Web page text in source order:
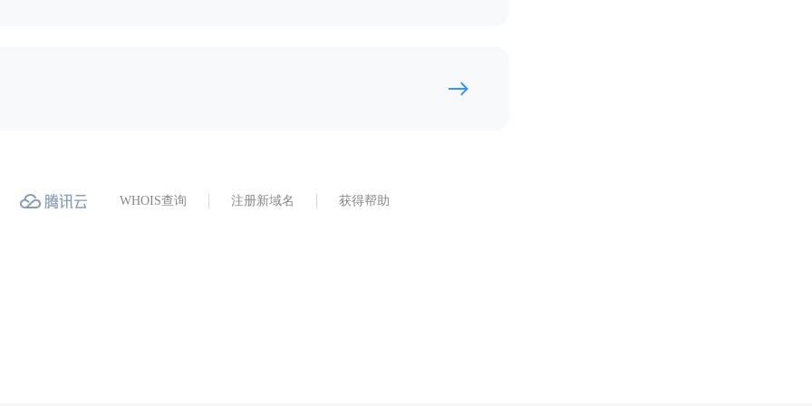
WHOIS查询 注册新域名 获得帮助